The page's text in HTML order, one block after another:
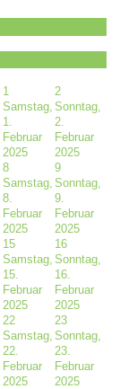
1
Samstag,
1.
Februar
2025
2
Sonntag,
2.
Februar
2025
8
Samstag,
8.
Februar
2025
9
Sonntag,
9.
Februar
2025
15
Samstag,
15.
Februar
2025
16
Sonntag,
16.
Februar
2025
22
Samstag,
22.
Februar
2025
23
Sonntag,
23.
Februar
2025